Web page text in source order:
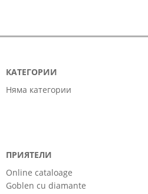
КАТЕГОРИИ
Няма категории
ПРИЯТЕЛИ
Online cataloage
Goblen cu diamante